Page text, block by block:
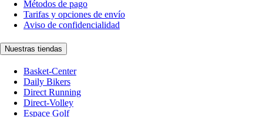
Métodos de pago
Tarifas y opciones de envío
Aviso de confidencialidad
Nuestras tiendas
Basket-Center
Daily Bikers
Direct Running
Direct-Volley
Espace Golf